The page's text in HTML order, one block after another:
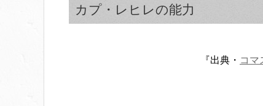
カプ・レヒレの能力
『出典・ コマ